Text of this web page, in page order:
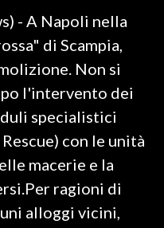
- A Napoli nella
di Scampia,
Non si
l'intervento dei
specialistici
con le unità
macerie e la
ragioni di
alloggi vicini,